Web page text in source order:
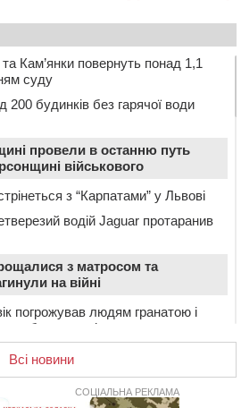
Кам’янки повернуть понад 1,1
суду
200 будинків без гарячої води
провели в останню путь
військового
з “Карпатами” у Львові
водій Jaguar протаранив
з матросом та
на війні
погрожував людям гранатою і
боєприпасів
виявили скид забрудненої рідини
провели в останню путь
Всі новини
СОЦІАЛЬНА РЕКЛАМА